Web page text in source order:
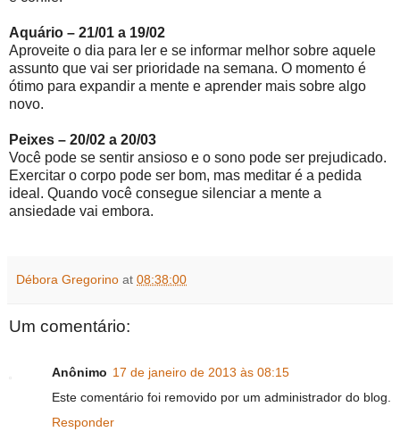
Aquário – 21/01 a 19/02
Aproveite o dia para ler e se informar melhor sobre aquele
assunto que vai ser prioridade na semana. O momento é
ótimo para expandir a mente e aprender mais sobre algo
novo.
Peixes – 20/02 a 20/03
Você pode se sentir ansioso e o sono pode ser prejudicado.
Exercitar o corpo pode ser bom, mas meditar é a pedida
ideal. Quando você consegue silenciar a mente a
ansiedade vai embora.
Débora Gregorino at 08:38:00
Um comentário:
Anônimo 17 de janeiro de 2013 às 08:15
Este comentário foi removido por um administrador do blog.
Responder